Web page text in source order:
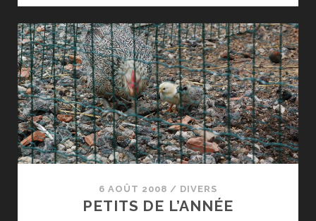
6 AOÛT 2008 / DIVERS
PETITS DE L’ANNÉE